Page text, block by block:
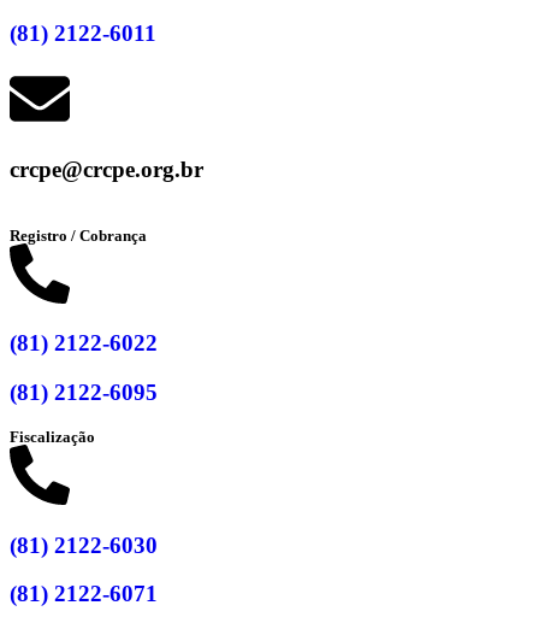
(81) 2122-6011
crcpe@crcpe.org.br
Registro / Cobrança
(81) 2122-6022
(81) 2122-6095
Fiscalização
(81) 2122-6030
(81) 2122-6071